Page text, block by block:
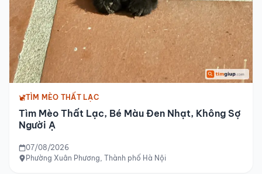
TÌM MÈO THẤT LẠC
Tìm Mèo Thất Lạc, Bé Màu Đen Nhạt, Không Sợ
Người Ạ
07/08/2026
Phường Xuân Phương, Thành phố Hà Nội